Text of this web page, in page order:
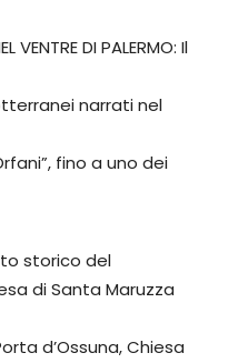
VENTRE DI PALERMO: Il
narrati nel
fino a uno dei
storico del
di Santa Maruzza
d’Ossuna, Chiesa